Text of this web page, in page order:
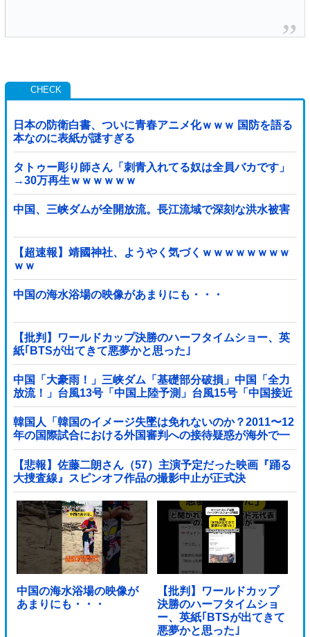
日本の防衛白書、ついに青春アニメ化ｗｗｗ 国防を語る
本なのに表紙が謎すぎる
タトゥー彫り師さん「刺青入れてる奴は全員バカです」
→30万再生ｗｗｗｗｗｗ
中国、三峡ダムが全開放流。長江流域で深刻な洪水被害
【超速報】靖國神社、ようやく気づくｗｗｗｗｗｗｗｗ
ｗｗ
中国の海水浴場の映像があまりにも・・・
【批判】ワールドカップ決勝のハーフタイムショー、英
紙｢BTSが出てきて悪夢かと思った｣
中国「大豪雨！」三峡ダム「基礎部分破損」中国「全力
放流！」台風13号「中国上陸予測」台風15号「中国接近
（画像」中国「台風同時上陸！（穀物生産が壊滅危機」
→
韓国人「韓国のイメージ失墜は免れないのか？2011〜12
年の国際試合における外国審判への接待疑惑が海外で一
斉に報じられる‥」
【悲報】佐藤二朗さん（57）主演予定だった映画『踊る
大捜査線』スピンオフ作品の撮影中止が正式決
定・・・・・・・・・他
中国の海水浴場の映像が
あまりにも・・・
【批判】ワールドカップ
決勝のハーフタイムショ
ー、英紙｢BTSが出てきて
悪夢かと思った｣